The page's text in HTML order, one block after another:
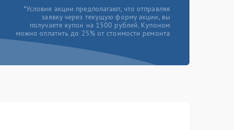
*Условия акции предполагают, что отправляя
заявку через текущую форму акции, вы
получаете купон на 1500 рублей. Купоном
можно оплатить до 25% от стоимости ремонта